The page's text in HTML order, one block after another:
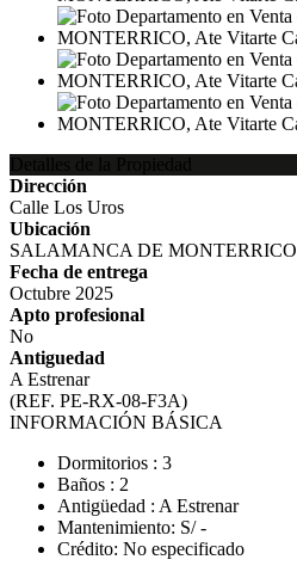
Dirección
Calle Los Uros
Ubicación
SALAMANCA DE MONTERRICO
Fecha de entrega
Octubre 2025
Apto profesional
No
Antiguedad
A Estrenar
(REF. PE-RX-08-F3A)
INFORMACIÓN BÁSICA
Dormitorios : 3
Baños : 2
Antigüedad : A Estrenar
Mantenimiento: S/ -
Crédito: No especificado